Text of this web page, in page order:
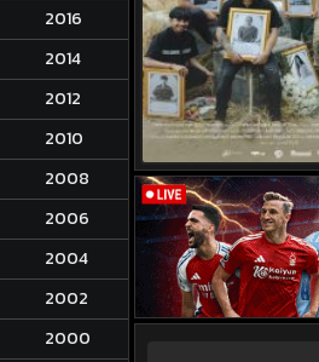
2016
2014
2012
2010
2008
2006
2004
2002
2000